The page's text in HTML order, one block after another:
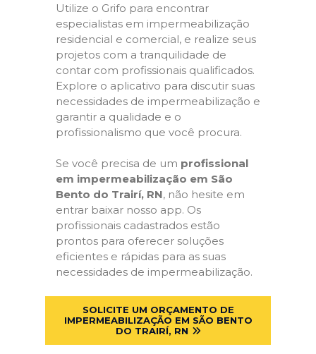
Utilize o Grifo para encontrar
especialistas em impermeabilização
residencial e comercial, e realize seus
projetos com a tranquilidade de
contar com profissionais qualificados.
Explore o aplicativo para discutir suas
necessidades de impermeabilização e
garantir a qualidade e o
profissionalismo que você procura.
Se você precisa de um profissional
em impermeabilização em São
Bento do Trairí, RN, não hesite em
entrar baixar nosso app. Os
profissionais cadastrados estão
prontos para oferecer soluções
eficientes e rápidas para as suas
necessidades de impermeabilização.
SOLICITE UM ORÇAMENTO DE
IMPERMEABILIZAÇÃO EM SÃO BENTO
DO TRAIRÍ, RN